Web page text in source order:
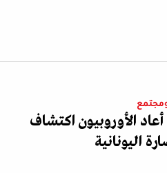
الأوروبيون اكتشاف
اليونانية